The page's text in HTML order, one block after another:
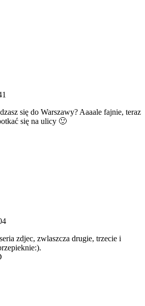
się do Warszawy? Aaaale fajnie, teraz
się na ulicy 🙂
zdjec, zwlaszcza drugie, trzecie i